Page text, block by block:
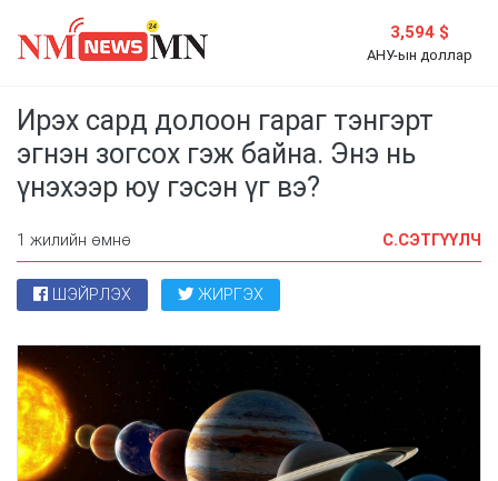
3,594 $
АНУ-ын доллар
Ирэх сард долоон гараг тэнгэрт
эгнэн зогсох гэж байна. Энэ нь
үнэхээр юу гэсэн үг вэ?
1 жилийн өмнө C.СЭТГҮҮЛЧ
ШЭЙРЛЭХ ЖИРГЭХ